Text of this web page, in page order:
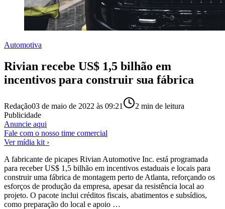
Automotiva
Rivian recebe US$ 1,5 bilhão em
incentivos para construir sua fábrica
Redação03 de maio de 2022 às 09:21 2 min de leitura
Publicidade
Anuncie aqui
Fale com o nosso time comercial
Ver mídia kit ›
A fabricante de picapes Rivian Automotive Inc. está programada
para receber US$ 1,5 bilhão em incentivos estaduais e locais para
construir uma fábrica de montagem perto de Atlanta, reforçando os
esforços de produção da empresa, apesar da resistência local ao
projeto. O pacote inclui créditos fiscais, abatimentos e subsídios,
como preparação do local e apoio …